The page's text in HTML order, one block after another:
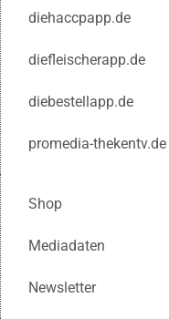
diehaccpapp.de
diefleischerapp.de
diebestellapp.de
promedia-thekentv.de
Shop
Mediadaten
Newsletter